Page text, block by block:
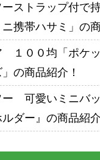
ーストラップ付で
ニ携帯ハサミ」の
１００均「ポケ
の商品紹介！
ー 可愛いミニバ
ダー』の商品紹介